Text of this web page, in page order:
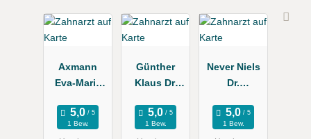
Axmann
Eva-Maria
Zahnärztin
1 Bew.
Günther
Klaus Dr.
xis
1 Bew.
Never Niels
Dr.
xis
1 Bew.